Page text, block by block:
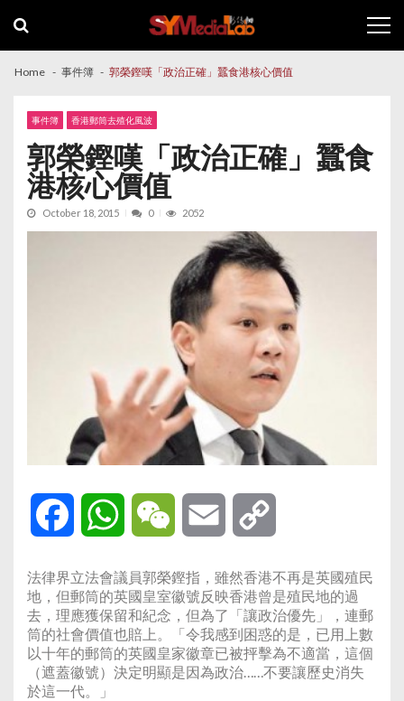
navigation
content
Home 事件簿 郭榮鏗嘆「政治正確」蠶食港核心價值
事件簿 香港郵筒去殖化風波
郭榮鏗嘆「政治正確」蠶食
港核心價值
October 18, 2015 0 2052
Facebook WhatsAppWeChat Email
法律界立法會議員郭榮鏗指，雖然香港不再是英國殖民
地，但郵筒的英國皇室徽號反映香港曾是殖民地的過
去，理應獲保留和紀念，但為了「讓政治優先」，連郵
筒的社會價值也賠上。「令我感到困惑的是，已用上數
以十年的郵筒的英國皇家徽章已被抨擊為不適當，這個
（遮蓋徽號）決定明顯是因為政治……不要讓歷史消失
於這一代。」